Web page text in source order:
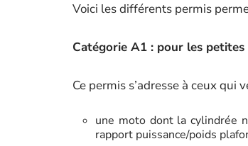
Voici les différents permis
Catégorie A1 : pour les petites
Ce permis s’adresse à ceux qui
une moto dont la cylindrée
rapport puissance/poids